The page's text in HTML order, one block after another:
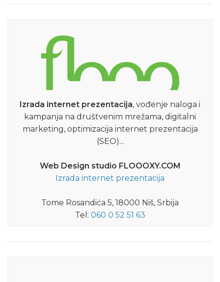
Izrada internet prezentacija, vođenje naloga i
kampanja na društvenim mrežama, digitalni
marketing, optimizacija internet prezentacija
(SEO)...
Web Design studio FLOOOXY.COM
Izrada internet prezentacija
Tome Rosandića 5, 18000 Niš, Srbija
Tel: 060 0 52 51 63